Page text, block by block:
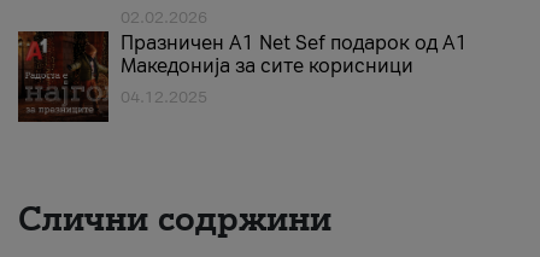
02.02.2026
Празничен A1 Net Sеf подарок од А1
Македонија за сите корисници
04.12.2025
Слични содржини